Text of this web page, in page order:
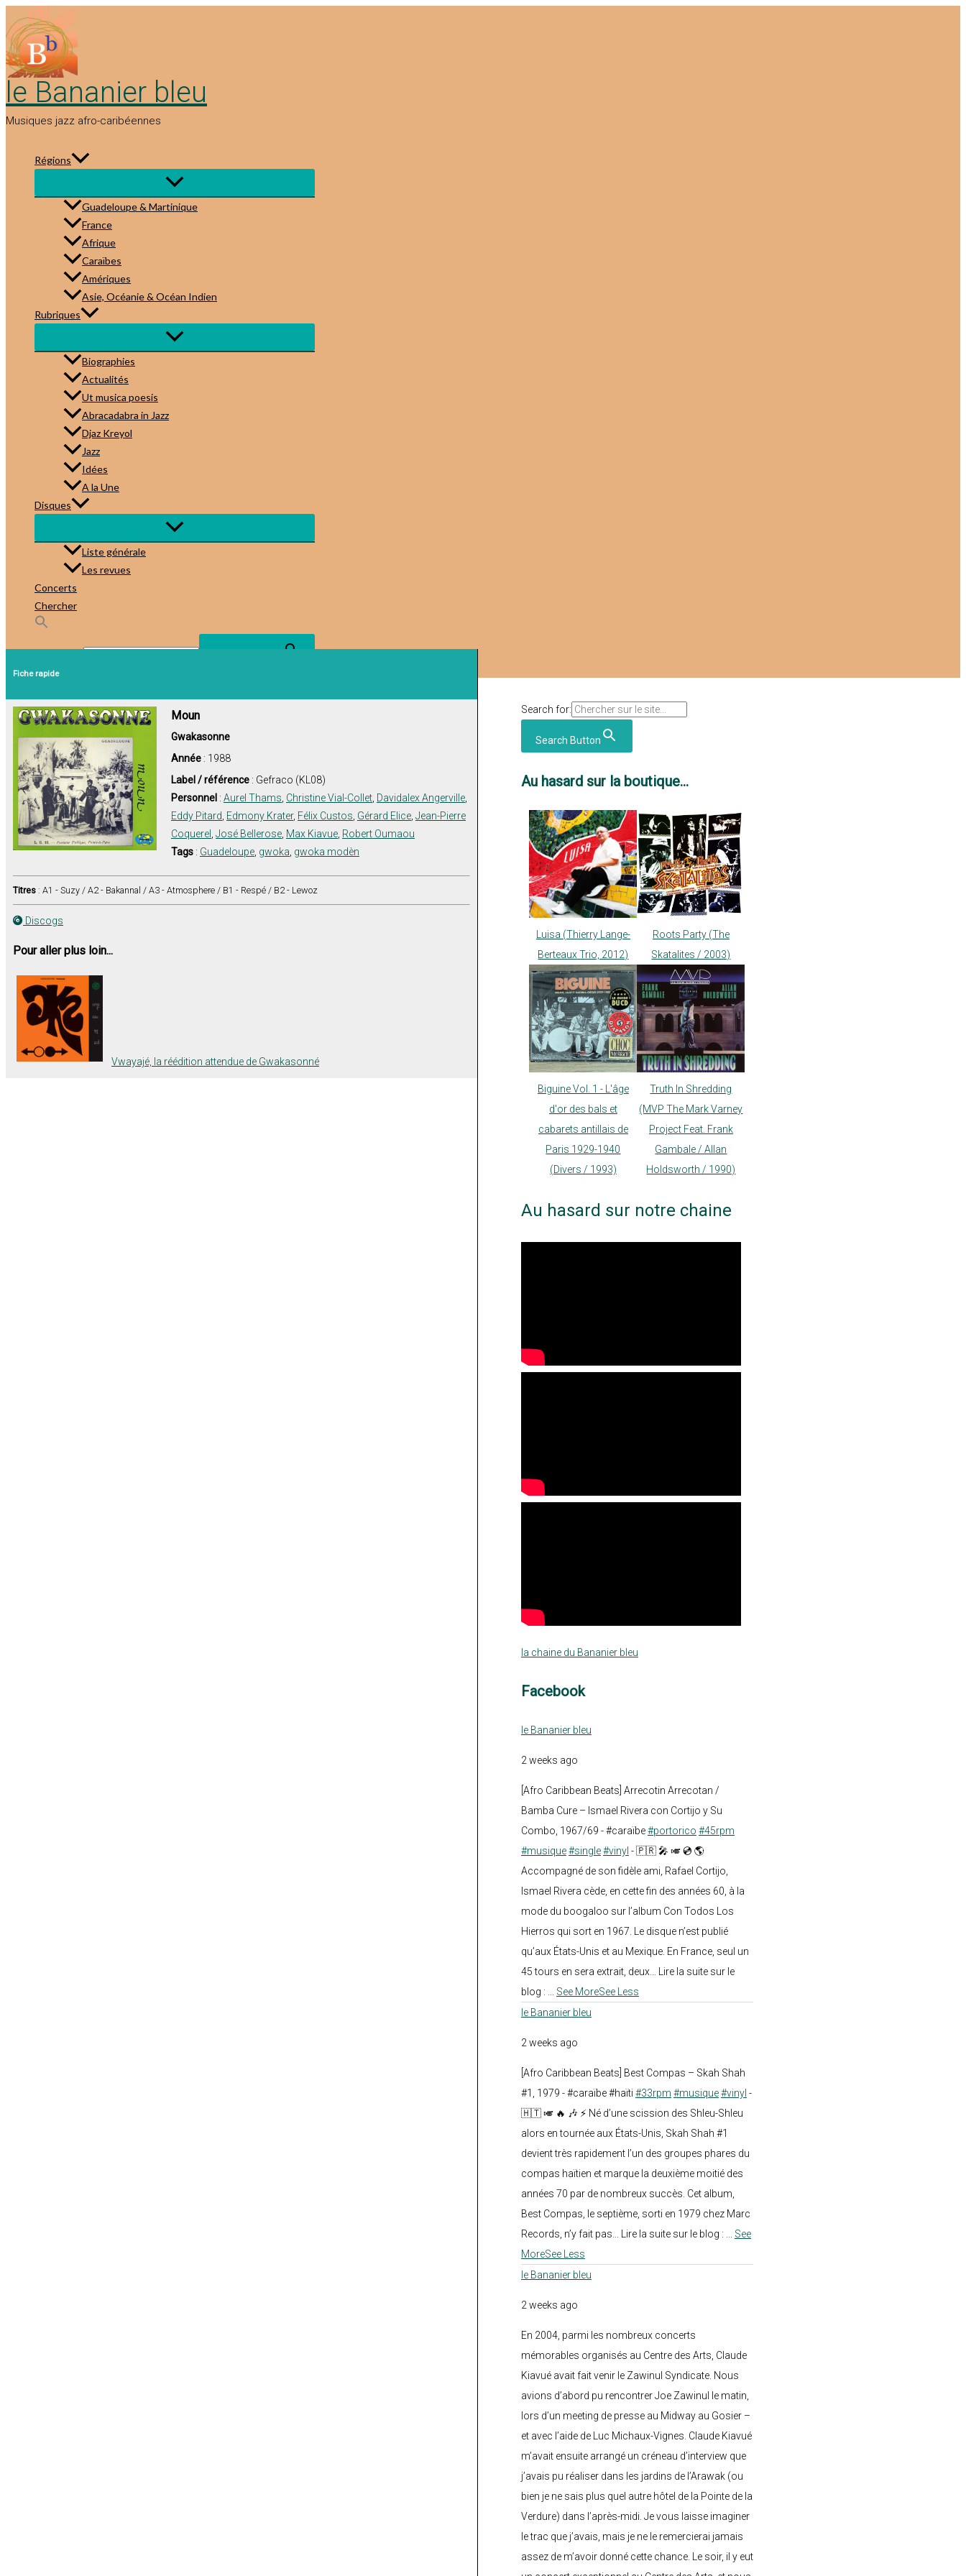
au
contenu
le Bananier bleu
Musiques jazz afro-caribéennes
Régions
Guadeloupe & Martinique
France
Afrique
Caraïbes
Amériques
Asie, Océanie & Océan Indien
Rubriques
Biographies
Actualités
Ut musica poesis
Abracadabra in Jazz
Djaz Kreyol
Jazz
Idées
A la Une
Disques
Liste générale
Les revues
Concerts
Chercher
Search Button
Fiche rapide
Moun
Gwakasonne
Année : 1988
Label / référence : Gefraco (KL08)
Personnel : Aurel Thams Christine Vial-Collet Davidalex Angerville
Eddy Pitard Edmony Krater, Félix Custos Gérard Elice Jean-Pierre
Coquerel José Bellerose Max Kiavue Robert Oumaou
Tags : Guadeloupe gwoka gwoka modèn
Titres : A1 - Suzy / A2 - Bakannal / A3 - Atmosphere / B1 - Respé / B2 - Lewoz
Discogs
Pour aller plus loin...
Vwayajé, la réédition attendue de Gwakasonné
Search for:
Search Button
Au hasard sur la boutique...
Luisa (Thierry Lange-
Berteaux Trio, 2012)
Roots Party (The
Skatalites / 2003)
Biguine Vol. 1 - L'âge
d'or des bals et
cabarets antillais de
Paris 1929-1940
(Divers / 1993)
Truth In Shredding
(MVP The Mark Varney
Project Feat. Frank
Gambale / Allan
Holdsworth / 1990)
Au hasard sur notre chaine
la chaine du Bananier bleu
Facebook
le Bananier bleu
2 weeks ago
[Afro Caribbean Beats] Arrecotin Arrecotan /
Bamba Cure – Ismael Rivera con Cortijo y Su
Combo, 1967/69 - #caraïbe#portorico #45rpm
#musique#single#vinyl - 🇵🇷 🎤 🎺 💿 🌎
Accompagné de son fidèle ami, Rafael Cortijo,
Ismael Rivera cède, en cette fin des années 60, à la
mode du boogaloo sur l’album Con Todos Los
Hierros qui sort en 1967. Le disque n’est publié
qu’aux États-Unis et au Mexique. En France, seul un
45 tours en sera extrait, deux... Lire la suite sur le
blog :
See MoreSee Less
le Bananier bleu
2 weeks ago
[Afro Caribbean Beats] Best Compas – Skah Shah
#1, 1979 - #caraïbe #haïti #33rpm #musique#vinyl -
🇭🇹 🎺 🔥 🎶 ⚡ Né d’une scission des Shleu-Shleu
alors en tournée aux États-Unis, Skah Shah #1
devient très rapidement l’un des groupes phares du
compas haïtien et marque la deuxième moitié des
années 70 par de nombreux succès. Cet album,
Best Compas, le septième, sorti en 1979 chez Marc
Records, n’y fait pas... Lire la suite sur le blog :
See
MoreSee Less
le Bananier bleu
2 weeks ago
En 2004, parmi les nombreux concerts
mémorables organisés au Centre des Arts, Claude
Kiavué avait fait venir le Zawinul Syndicate. Nous
avions d’abord pu rencontrer Joe Zawinul le matin,
lors d’un meeting de presse au Midway au Gosier –
et avec l’aide de Luc Michaux-Vignes. Claude Kiavué
m’avait ensuite arrangé un créneau d’interview que
j’avais pu réaliser dans les jardins de l’Arawak (ou
bien je ne sais plus quel autre hôtel de la Pointe de la
Verdure) dans l’après-midi. Je vous laisse imaginer
le trac que j’avais, mais je ne le remercierai jamais
assez de m’avoir donné cette chance. Le soir, il y eut